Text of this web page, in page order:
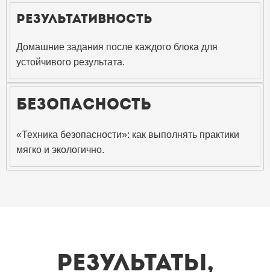
результативность
Домашние задания после каждого блока для
устойчивого результата.
Безопасность
«Техника безопасности»: как выполнять практики
мягко и экологично.
Результаты,